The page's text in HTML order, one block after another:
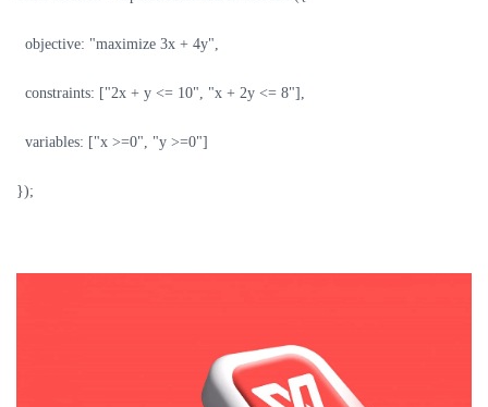
objective: "maximize 3x + 4y",
constraints: ["2x + y <= 10", "x + 2y <= 8"],
variables: ["x >=0", "y >=0"]
});